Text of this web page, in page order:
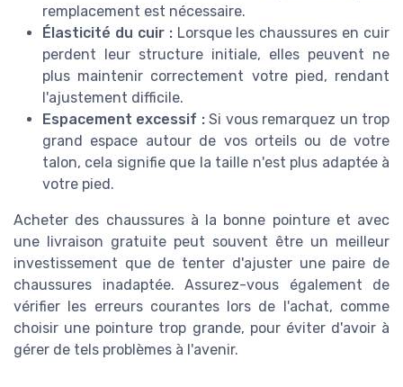
remplacement est nécessaire.
Élasticité du cuir :Lorsque les chaussures en cuir
perdent leur structure initiale, elles peuvent ne
plus maintenir correctement votre pied, rendant
l'ajustement difficile.
Espacement excessif :Si vous remarquez un trop
grand espace autour de vos orteils ou de votre
talon, cela signifie que la taille n'est plus adaptée à
votre pied.
Acheter des chaussures à la bonne pointure et avec
une livraison gratuite peut souvent être un meilleur
investissement que de tenter d'ajuster une paire de
chaussures inadaptée. Assurez-vous également de
vérifier les erreurs courantes lors de l'achat, comme
choisir une pointure trop grande, pour éviter d'avoir à
gérer de tels problèmes à l'avenir.